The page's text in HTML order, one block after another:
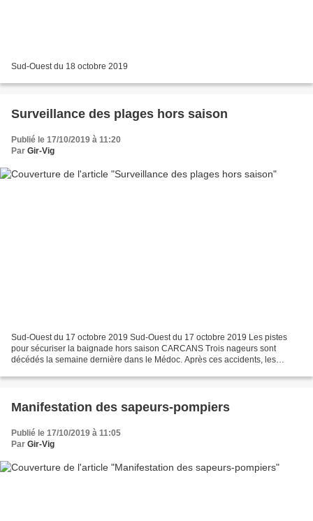
Sud-Ouest du 18 octobre 2019
Surveillance des plages hors saison
Publié le 17/10/2019 à 11:20
Par Gir-Vig
Sud-Ouest du 17 octobre 2019 Sud-Ouest du 17 octobre 2019 Les pistes
pour sécuriser la baignade hors saison CARCANS Trois nageurs sont
décédés la semaine dernière dans le Médoc. Après ces accidents, les
Manifestation des sapeurs-pompiers
Publié le 17/10/2019 à 11:05
Par Gir-Vig